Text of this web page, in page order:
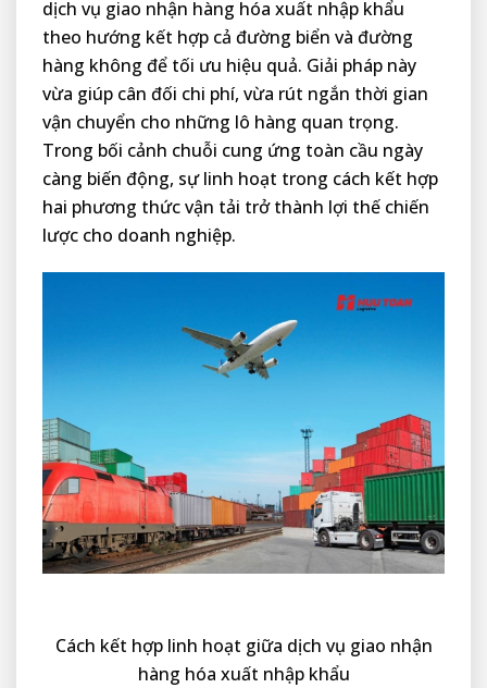
dịch vụ giao nhận hàng hóa xuất nhập khẩu
theo hướng kết hợp cả đường biển và đường
hàng không để tối ưu hiệu quả. Giải pháp này
vừa giúp cân đối chi phí, vừa rút ngắn thời gian
vận chuyển cho những lô hàng quan trọng.
Trong bối cảnh chuỗi cung ứng toàn cầu ngày
càng biến động, sự linh hoạt trong cách kết hợp
hai phương thức vận tải trở thành lợi thế chiến
lược cho doanh nghiệp.
Cách kết hợp linh hoạt giữa dịch vụ giao nhận
hàng hóa xuất nhập khẩu